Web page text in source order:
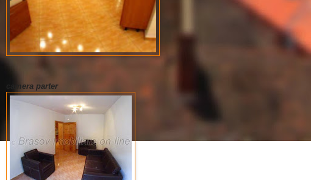
camera parter